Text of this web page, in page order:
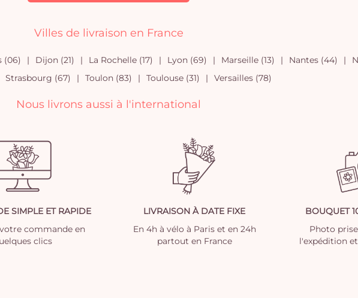
Villes de livraison en France
(06) Dijon (21) La Rochelle (17) Lyon (69) Marseille (13) Nantes (44)
Strasbourg (67) Toulon (83) Toulouse (31) Versailles (78)
Nous livrons aussi à l'international
SIMPLE ET RAPIDE
commande en
clics
LIVRAISON À DATE FIXE
En 4h à vélo à Paris et en 24h
partout en France
BOUQUET
Photo
l'expédition